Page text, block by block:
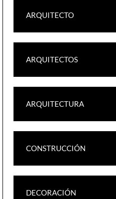
ARQUITECTO
ARQUITECTOS
ARQUITECTURA
CONSTRUCCIÓN
DECORACIÓN